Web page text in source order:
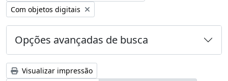
Remover filtro:
Com objetos digitais
Opções avançadas de busca
Visualizar impressão